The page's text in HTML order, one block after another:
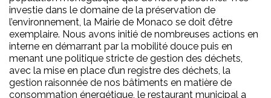
investie dans le domaine de la préservation de
l’environnement, la Mairie de Monaco se doit d’être
exemplaire. Nous avons initié de nombreuses actions en
interne en démarrant par la mobilité douce puis en
menant une politique stricte de gestion des déchets,
avec la mise en place d’un registre des déchets, la
gestion raisonnée de nos bâtiments en matière de
consommation énergétique, le restaurant municipal a